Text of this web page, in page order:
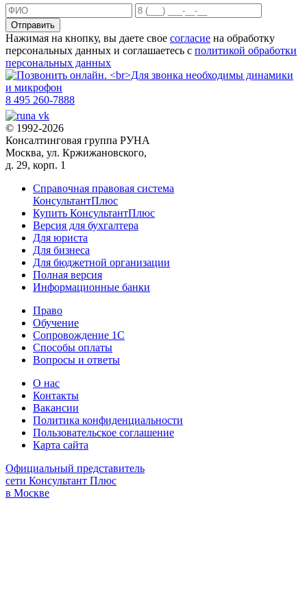
Отправить
Нажимая на кнопку, вы даете свое согласие на обработку
персональных данных и соглашаетесь с политикой обработки
персональных данных
8 495 260-7888
© 1992-2026
Консалтинговая группа РУНА
Москва, ул. Кржижановского,
д. 29, корп. 1
Справочная правовая система
КонсультантПлюс
Купить КонсультантПлюс
Версия для бухгалтера
Для юриста
Для бизнеса
Для бюджетной организации
Полная версия
Информационные банки
Право
Обучение
Сопровождение 1С
Способы оплаты
Вопросы и ответы
О нас
Контакты
Вакансии
Политика конфиденциальности
Пользовательское соглашение
Карта сайта
Официальный представитель
сети Консультант Плюс
в Москве